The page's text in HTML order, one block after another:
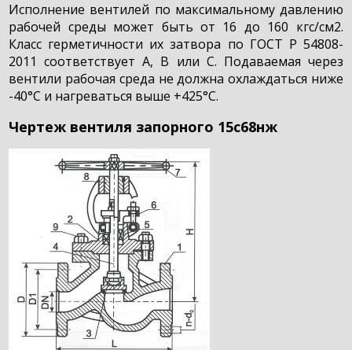
Исполнение вентилей по максимальному давлению
рабочей среды может быть от 16 до 160 кгс/см2.
Класс герметичности их затвора по ГОСТ Р 54808-
2011 соответствует А, В или С. Подаваемая через
вентили рабочая среда не должна охлаждаться ниже
-40°С и нагреваться выше +425°С.
Чертеж вентиля запорного 15с68нж